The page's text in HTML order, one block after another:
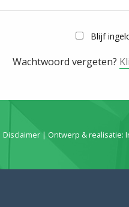
Blijf
Wachtwoord vergeten?
Disclaimer | Ontwerp & realisatie: